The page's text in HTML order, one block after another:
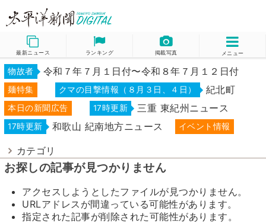
最新ニュース ランキング 掲載写真 メニュー
物故者 令和７年７月１日付〜令和８年７月１２日付
麺特集 クマの目撃情報（８月３日、４日） 紀北町
本日の新聞広告 17時更新 三重 東紀州ニュース
17時更新 和歌山 紀南地方ニュース イベント情報
カテゴリ
お探しの記事が見つかりません
アクセスしようとしたファイルが見つかりません。
URLアドレスが間違っている可能性があります。
指定された記事が削除された可能性があります。